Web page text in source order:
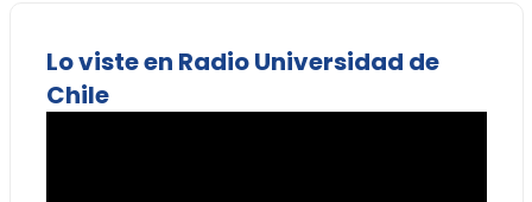
Lo viste en Radio Universidad de
Chile